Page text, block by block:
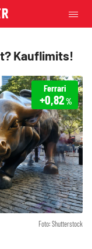
Kauflimits!
Foto: Shutterstock
Ferrari
+0,82%